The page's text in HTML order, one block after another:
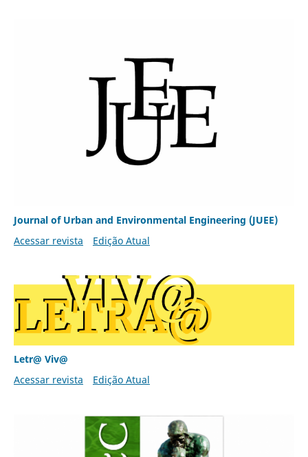
Journal of Urban and Environmental Engineering (JUEE)
Acessar revista
Edição Atual
Letr@ Viv@
Acessar revista
Edição Atual